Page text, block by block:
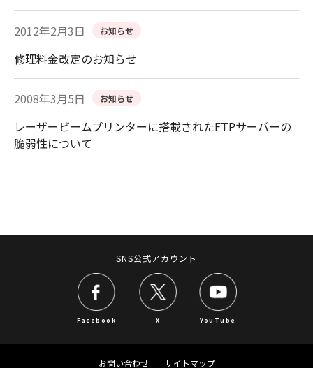
2012年2月3日 お知らせ
修理料金改定のお知らせ
2008年3月5日 お知らせ
レーザービームプリンターに搭載されたFTPサーバーの
脆弱性について
SNS公式アカウント
Facebook X YouTube
お問い合わせ サイトマップ